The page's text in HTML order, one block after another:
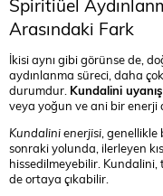
Spiritiüel
Arasındaki Fark
İkisi aynı gibi görünse de,
aydınlanma süreci, daha
durumdur. Kundalini
veya yoğun ve ani bir enerji
Kundalini enerjisi ,
sonraki yolunda, ilerleyen
hissedilmeyebilir.
de ortaya çıkabilir.